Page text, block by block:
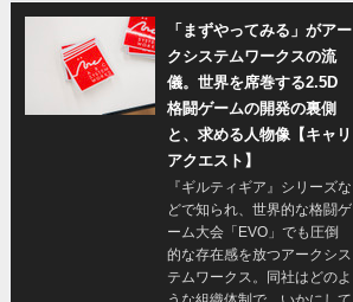
「まずやってみる」がアー
クシステムワークスの流
儀。世界を席巻する2.5D
格闘ゲームの開発の裏側
と、求める人物像【キャリ
アクエスト】
『ギルティギア』シリーズな
どで知られ、世界的な格闘ゲ
ーム大会「EVO」でも圧倒
的な存在感を放つアークシス
テムワークス。同社はどのよ